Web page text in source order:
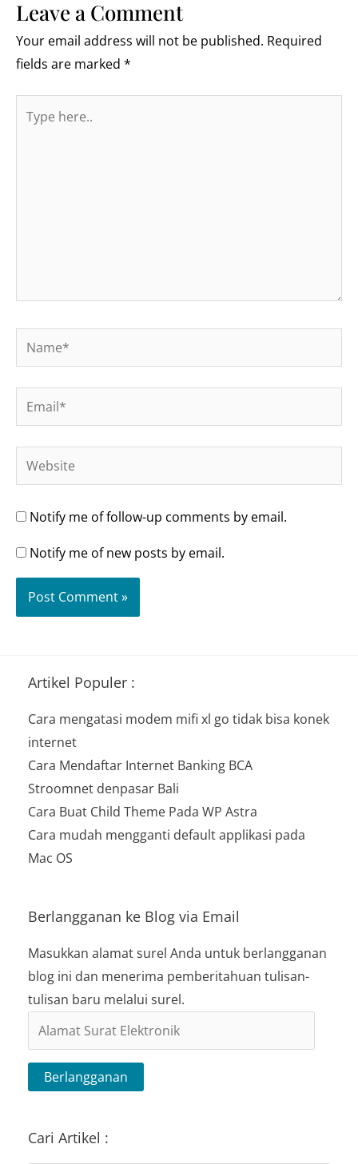
Leave a Comment
Your email address will not be published. Required
fields are marked *
here..
Name*
Email*
Website
Notify me of follow-up comments by email.
Notify me of new posts by email.
Artikel Populer :
Cara mengatasi modem mifi xl go tidak bisa konek
internet
Cara Mendaftar Internet Banking BCA
Stroomnet denpasar Bali
Cara Buat Child Theme Pada WP Astra
Cara mudah mengganti default applikasi pada
Mac OS
Berlangganan ke Blog via Email
Masukkan alamat surel Anda untuk berlangganan
blog ini dan menerima pemberitahuan tulisan-
tulisan baru melalui surel.
Alamat
Surat
Elektronik
Berlangganan
Cari Artikel :